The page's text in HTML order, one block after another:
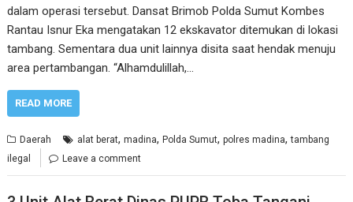
dalam operasi tersebut. Dansat Brimob Polda Sumut Kombes
Rantau Isnur Eka mengatakan 12 ekskavator ditemukan di lokasi
tambang. Sementara dua unit lainnya disita saat hendak menuju
area pertambangan. “Alhamdulillah,…
READ MORE
Daerah alat berat,madina,Polda Sumut,polres madina,tambang
ilegal
Leave a comment